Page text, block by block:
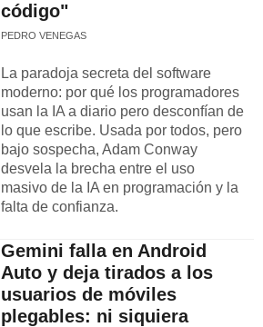
código"
PEDRO VENEGAS
La paradoja secreta del software
moderno: por qué los programadores
usan la IA a diario pero desconfían de
lo que escribe. Usada por todos, pero
bajo sospecha, Adam Conway
desvela la brecha entre el uso
masivo de la IA en programación y la
falta de confianza.
Gemini falla en Android
Auto y deja tirados a los
usuarios de móviles
plegables: ni siquiera